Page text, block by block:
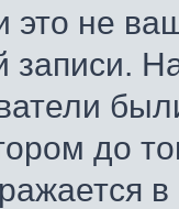
это не
записи.
до